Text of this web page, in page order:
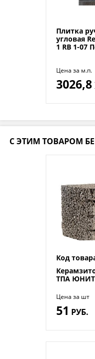
Плитка
угловая
1 RB 1-07
Цена за м.п.
3026,8
С ЭТИМ ТОВАРОМ
Код
ТПА
Цена за шт
51 РУБ.